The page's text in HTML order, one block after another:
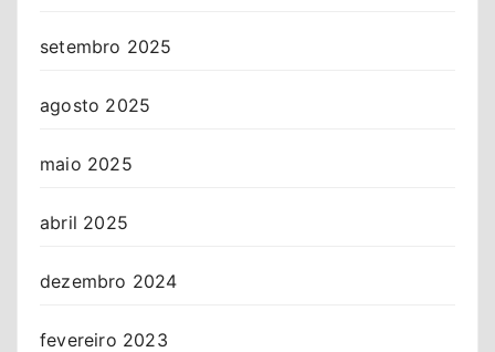
setembro 2025
agosto 2025
maio 2025
abril 2025
dezembro 2024
fevereiro 2023